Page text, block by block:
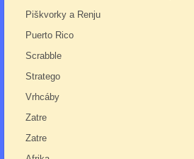
Piškvorky a Renju
Puerto Rico
Scrabble
Stratego
Vrhcáby
Zatre
Zatre